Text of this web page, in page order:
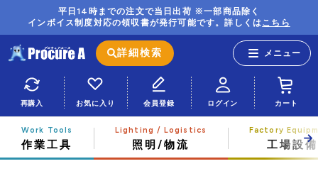
平日14時までの注文で当日出荷 ※一部商品除く
インボイス制度対応の領収書が発行可能です。詳しくはこちら
詳細検索
再購入 お気に入り 会員登録 ログイン カート
作業工具 照明/物流 工場設備